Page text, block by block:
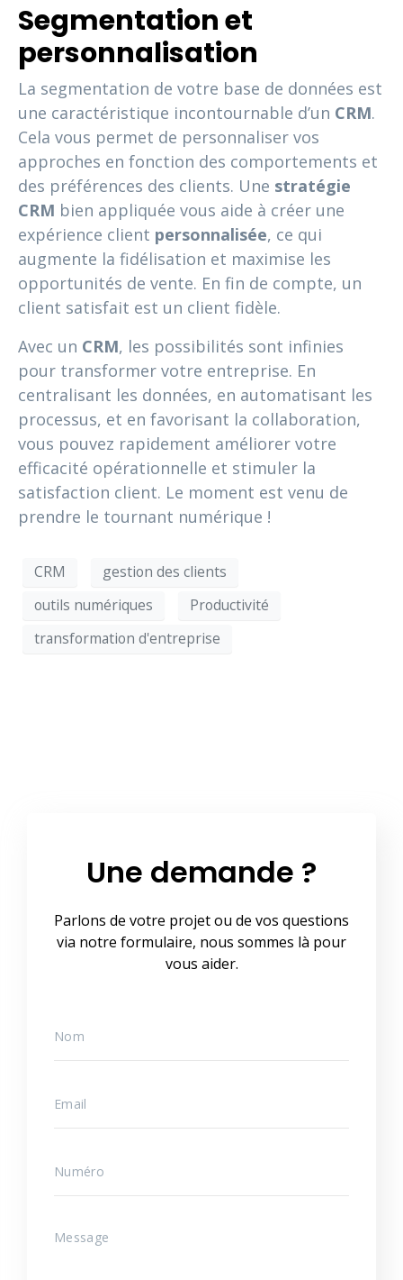
Segmentation et
personnalisation
La segmentation de votre base de données est
une caractéristique incontournable d’un CRM.
Cela vous permet de personnaliser vos
approches en fonction des comportements et
des préférences des clients. Une stratégie
CRM bien appliquée vous aide à créer une
expérience client personnalisée, ce qui
augmente la fidélisation et maximise les
opportunités de vente. En fin de compte, un
client satisfait est un client fidèle.
Avec un CRM, les possibilités sont infinies
pour transformer votre entreprise. En
centralisant les données, en automatisant les
processus, et en favorisant la collaboration,
vous pouvez rapidement améliorer votre
efficacité opérationnelle et stimuler la
satisfaction client. Le moment est venu de
prendre le tournant numérique !
CRM
gestion des clients
outils numériques
Productivité
transformation d'entreprise
Une demande ?
Parlons de votre projet ou de vos questions
via notre formulaire, nous sommes là pour
vous aider.